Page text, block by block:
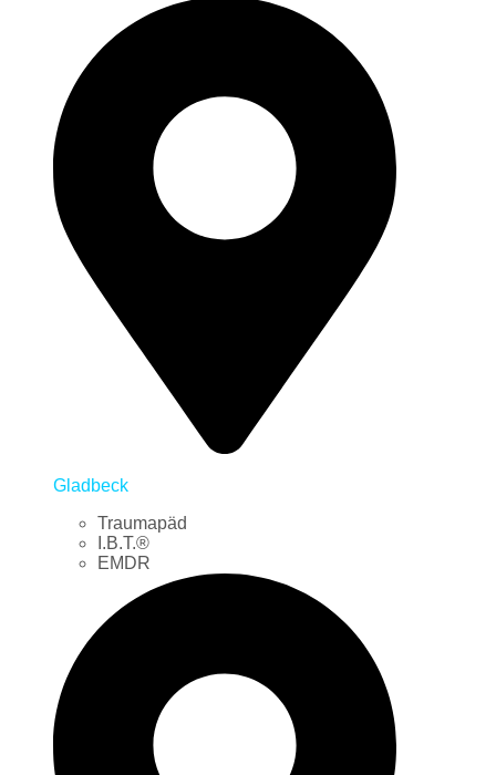
Gladbeck
Traumapäd
I.B.T.®
EMDR